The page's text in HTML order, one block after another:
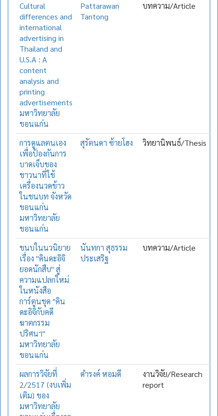
Cultural
differences and
international
advertising in
Thailand and
U.S.A : A
content
analysis and
printing
advertisements
มหาวิทยาลัย
ขอนแก่น
Pattarawan
Tantong
บทความ/Article
การดูแลตนเอง
เพื่อป้องกันการ
บาดเจ็บของ
ชาวนาที่ใช้
เครื่องนวดข้าว
ในชนบท จังหวัด
ขอนแก่น
มหาวิทยาลัย
ขอนแก่น
สุรัตนดา ซ้ายโฮง วิทยานิพนธ์/Thesis
ขนบในนวนิยาย
เรื่อง "คินดะอิจิ
ยอดนักสืบ" สู่
ความแปลกใหม่
ในหนังสือ
การ์ตูนชุด "คิน
ดะอิจิกับคดี
ฆาตกรรม
ปริศนา"
มหาวิทยาลัย
ขอนแก่น
นันทกา สุธรรม
ประเสริฐ
บทความ/Article
ผลการวิจัยที่
2/2517 (งบเพิ่ม
เติม) ของ
มหาวิทยาลัย
ดำรงค์ หอมดี
งานวิจัย/Research
report